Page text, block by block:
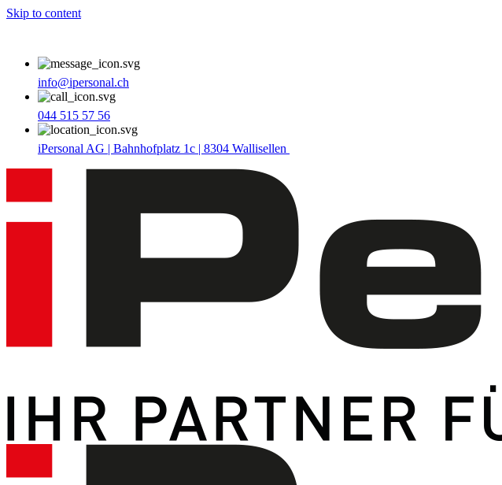
Skip to content
info@ipersonal.ch
044 515 57 56
iPersonal AG | Bahnhofplatz 1c | 8304 Wallisellen